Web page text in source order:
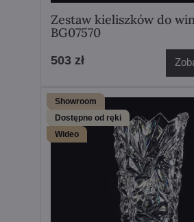
Zestaw kieliszków do
BG07570
503 zł
Showroom
Dostępne od ręki
Wideo